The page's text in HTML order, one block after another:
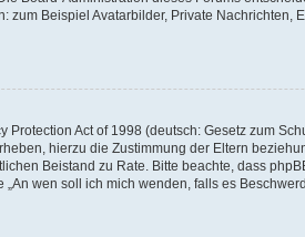
zum Beispiel Avatarbilder, Private
Protection Act of 1998 (deutsch: Gesetz zum
hierzu die Zustimmung der Eltern
Beistand zu Rate. Bitte beachte, dass
wen soll ich mich wenden, falls es